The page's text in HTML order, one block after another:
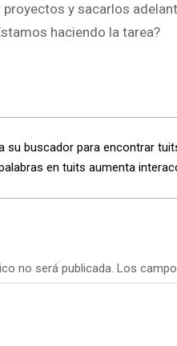
y sacarlos
haciendo la tarea?
su buscador para encontrar
en tuits aumenta
no será publicada. Los